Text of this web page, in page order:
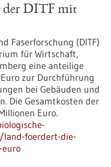
der DITF mit
Faserforschung (DITF)
für Wirtschaft,
eine anteilige
zur Durchführung
bei Gebäuden und
Die Gesamtkosten der
Euro.
foerdert-die-